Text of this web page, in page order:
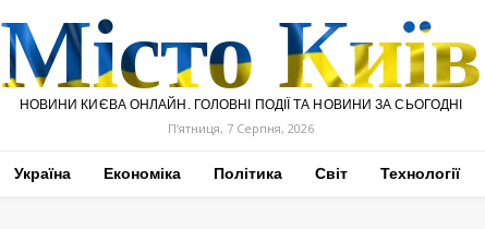
Місто Київ
НОВИНИ КИЄВА ОНЛАЙН. ГОЛОВНІ ПОДІЇ ТА НОВИНИ ЗА СЬОГОДНІ
П’ятниця, 7 Серпня, 2026
Україна Економіка Політика Світ Технології